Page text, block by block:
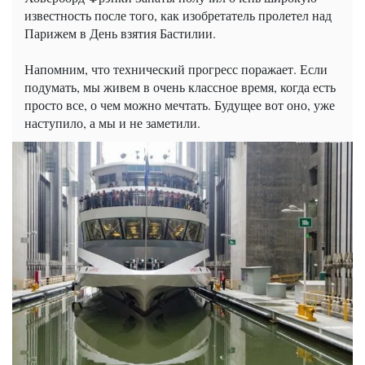
известность после того, как изобретатель пролетел над
Парижем в День взятия Бастилии.
Напомним, что технический прогресс поражает. Если
подумать, мы живем в очень классное время, когда есть
просто все, о чем можно мечтать. Будущее вот оно, уже
наступило, а мы и не заметили.